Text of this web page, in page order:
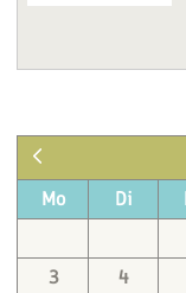
Mo Di
3
4